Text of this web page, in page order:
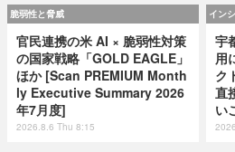
脆弱性と脅威
官民連携の米 AI × 脆弱性対策
の国家戦略「GOLD EAGLE」
ほか [Scan PREMIUM Month
ly Executive Summary 2026
年7月度]
2026.8.6 Thu 8:15
イン
宇
用
ク
直
い